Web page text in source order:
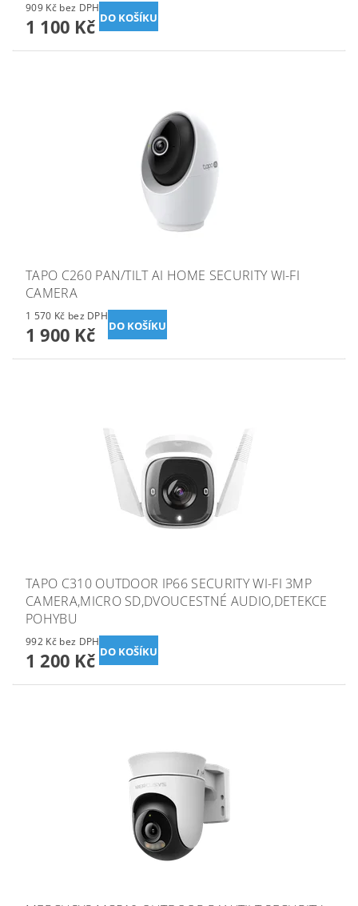
909 Kč bez DPH
1 100 Kč
TAPO C260 PAN/TILT AI HOME SECURITY WI-FI
CAMERA
1 570 Kč bez DPH
1 900 Kč
TAPO C310 OUTDOOR IP66 SECURITY WI-FI 3MP
CAMERA,MICRO SD,DVOUCESTNÉ AUDIO,DETEKCE
POHYBU
992 Kč bez DPH
1 200 Kč